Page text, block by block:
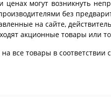
ценах могут возникнуть
без
на сайте,
акционные товары или
все товары в